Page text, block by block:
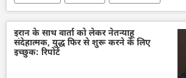
इस्कंदर मिसाइल
राष्ट्रीय सुरक्षा
रूस का विकास
रूसी सैन्य तकनीक
सैन्य तकनीक
सैन्य अभ्यास
इरान के साथ वार्ता को लेकर नेतन्याहू
संदेहात्मक, युद्ध फिर से शुरू करने के लिए
इच्छुक: रिपोर्ट